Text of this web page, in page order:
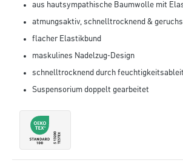
aus hautsympathische Baumwolle mit
atmungsaktiv, schnelltrocknend &
flacher Elastikbund
maskulines Nadelzug-Design
schnelltrocknend durch
Suspensorium doppelt gearbeitet